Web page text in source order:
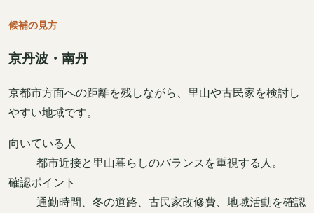
候補の見方
京丹波・南丹
京都市方面への距離を残しながら、里山や古民家を検討し
やすい地域です。
向いている人
都市近接と里山暮らしのバランスを重視する人。
確認ポイント
通勤時間、冬の道路、古民家改修費、地域活動を確認